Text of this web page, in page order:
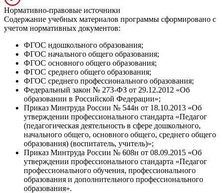
Нормативно-правовые источники
Содержание учебных материалов программы сформировано с
учетом нормативных документов:
ФГОС ндошкольного образования;
ФГОС начального общего образования;
ФГОС основного общего образования;
ФГОС среднего общего образования;
ФГОС среднего профессионального образования;
Федеральный закон № 273-ФЗ от 29.12.2012 «Об
образовании в Российской Федерации»;
Приказ Минтруда России № 544н от 18.10.2013 «Об
утверждении профессионального стандарта «Педагог
(педагогическая деятельность в сфере дошкольного,
начального общего, основного общего, среднего общего
образования) (воспитатель, учитель)»;
Приказ Минтруда России № 608н от 08.09.2015 «Об
утверждении профессионального стандарта «Педагог
профессионального обучения, профессионального
образования и дополнительного профессионального
образования».